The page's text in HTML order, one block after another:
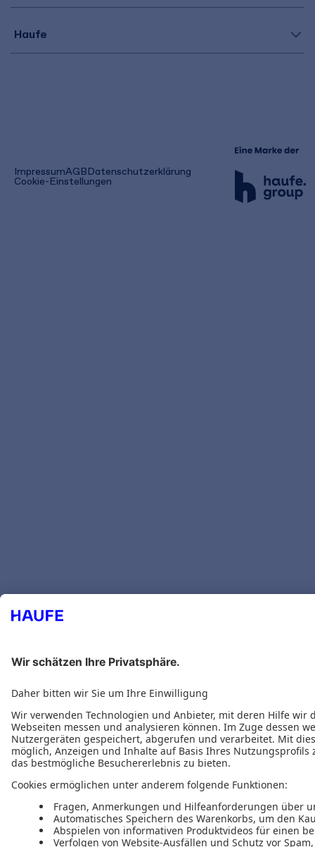
Haufe
ImpressumAGB(öffnet
in
einem
Datenschutzerklärung
Cookie-Einstellungen